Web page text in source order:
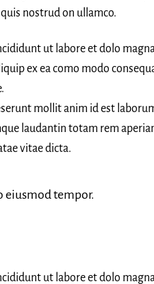
nostrud on ullamco.
ut labore et dolo
ex ea como modo
mollit anim id est
laudantin totam rem
vitae dicta.
eiusmod tempor.
ut labore et dolo magna